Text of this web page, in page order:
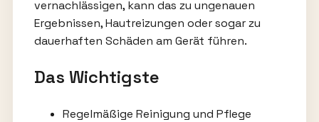
vernachlässigen, kann das zu ungenauen
Ergebnissen, Hautreizungen oder sogar zu
dauerhaften Schäden am Gerät führen.
Das Wichtigste
Regelmäßige Reinigung und Pflege